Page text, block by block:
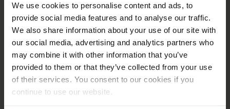
We use cookies to personalise content and ads, to
provide social media features and to analyse our traffic.
We also share information about your use of our site with
our social media, advertising and analytics partners who
may combine it with other information that you’ve
provided to them or that they’ve collected from your use
of their services. You consent to our cookies if you
continue to use our website.
försvinna in i en annan värld ett par timmar?